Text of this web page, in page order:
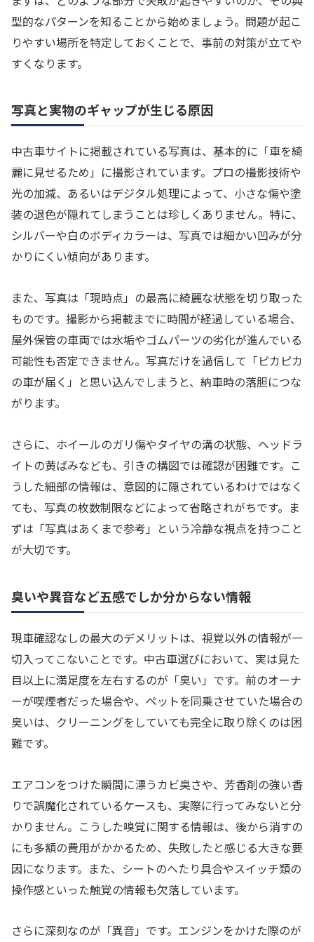
型的なパターンを知ることから始めましょう。問題が起こ
りやすい場所を特定しておくことで、事前の対策が立てや
すくなります。
写真と実物のギャップが生じる原因
中古車サイトに掲載されている写真は、基本的に「車を綺
麗に見せるため」に撮影されています。プロの撮影技術や
光の加減、あるいはデジタル処理によって、小さな傷や塗
装の退色が隠れてしまうことは珍しくありません。特に、
シルバーや白のボディカラーは、写真では細かい凹みが分
かりにくい傾向があります。
また、写真は「現時点」の最高に綺麗な状態を切り取った
ものです。撮影から掲載までに時間が経過している場合、
屋外保管の車両では水垢やゴムパーツの劣化が進んでいる
可能性も否定できません。写真だけを過信して「ピカピカ
の車が届く」と思い込んでしまうと、納車時の落胆につな
がります。
さらに、ホイールのガリ傷やタイヤの溝の状態、ヘッドラ
イトの黄ばみなども、引きの構図では確認が困難です。こ
うした細部の情報は、意図的に隠されているわけではなく
ても、写真の枚数制限などによって省略されがちです。ま
ずは「写真はあくまで参考」という冷静な視点を持つこと
が大切です。
臭いや異音など五感でしか分からない情報
現車確認なしの最大のデメリットは、視覚以外の情報が一
切入ってこないことです。中古車選びにおいて、実は見た
目以上に満足度を左右するのが「臭い」です。前のオーナ
ーが喫煙者だった場合や、ペットを同乗させていた場合の
臭いは、クリーニングをしていても完全に取り除くのは困
難です。
エアコンをつけた瞬間に漂うカビ臭さや、芳香剤の強い香
りで誤魔化されているケースも、実際に行ってみないと分
かりません。こうした嗅覚に関する情報は、後から消すの
にも多額の費用がかかるため、失敗したと感じる大きな要
因になります。また、シートのへたり具合やスイッチ類の
操作感といった触覚の情報も欠落しています。
さらに深刻なのが「異音」です。エンジンをかけた際のが